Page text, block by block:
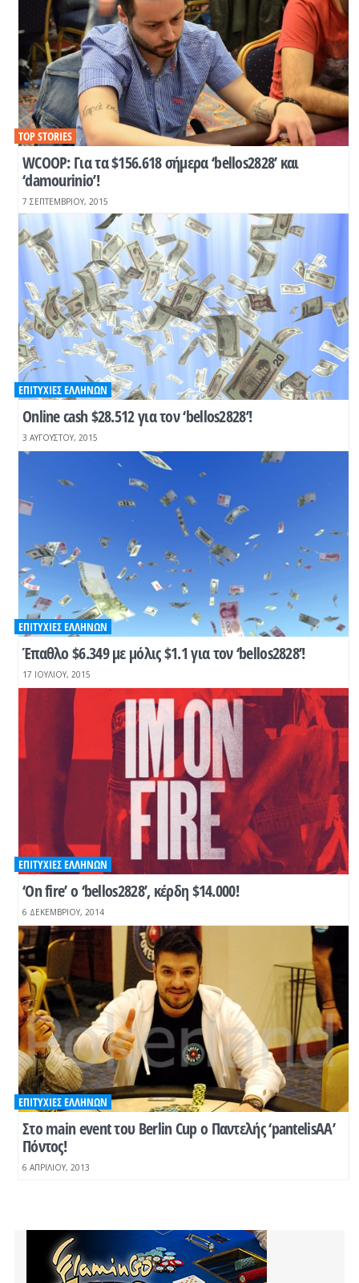
WCOOP: Για τα $156.618 σήμερα ‘bellos2828’ και
‘damourinio’!
TOP STORIES
7 ΣΕΠΤΕΜΒΡΊΟΥ, 2015
Online cash $28.512 για τον ‘bellos2828’!
ΕΠΙΤΥΧΊΕΣ ΕΛΛΉΝΩΝ
3 ΑΥΓΟΎΣΤΟΥ, 2015
Έπαθλο $6.349 με μόλις $1.1 για τον ‘bellos2828’!
ΕΠΙΤΥΧΊΕΣ ΕΛΛΉΝΩΝ
17 ΙΟΥΛΊΟΥ, 2015
‘On fire’ ο ‘bellos2828’, κέρδη $14.000!
ΕΠΙΤΥΧΊΕΣ ΕΛΛΉΝΩΝ
6 ΔΕΚΕΜΒΡΊΟΥ, 2014
Στο main event του Berlin Cup ο Παντελής ‘pantelisAA’
Πόντος!
ΕΠΙΤΥΧΊΕΣ ΕΛΛΉΝΩΝ
6 ΑΠΡΙΛΊΟΥ, 2013